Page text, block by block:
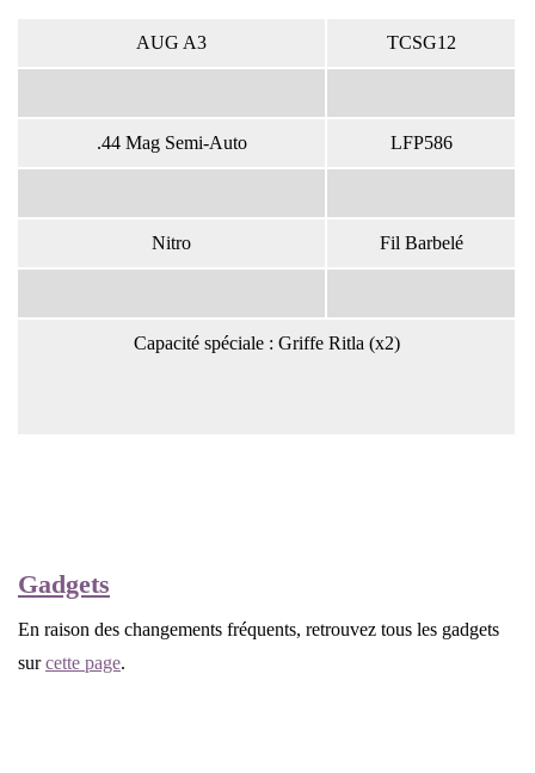
AUG A3 TCSG12
.44 Mag Semi-Auto LFP586
Nitro Fil Barbelé
Capacité spéciale : Griffe Ritla (x2)
Gadgets
En raison des changements fréquents, retrouvez tous les gadgets
surcette page.